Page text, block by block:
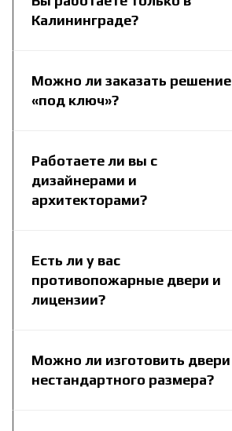
Калининграде?
Можно ли заказать решение
«под ключ»?
Работаете ли вы с
дизайнерами и
архитекторами?
Есть ли у вас
противопожарные двери и
лицензии?
Можно ли изготовить двери
нестандартного размера?